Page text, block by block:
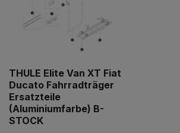
THULE Elite Van XT Fiat
Ducato Fahrradträger
Ersatzteile
(Aluminiumfarbe) B-
STOCK